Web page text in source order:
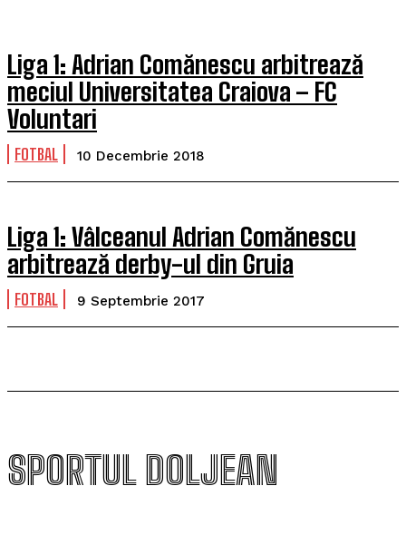
Liga 1: Adrian Comănescu arbitrează
meciul Universitatea Craiova – FC
Voluntari
FOTBAL 10 Decembrie 2018
Liga 1: Vâlceanul Adrian Comănescu
arbitrează derby-ul din Gruia
FOTBAL 9 Septembrie 2017
SPORTUL DOLJEAN